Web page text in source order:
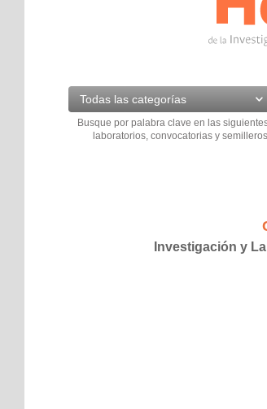
Todas las categorías
Busque por palabra clave en las
laboratorios, convocatorias y
Investigación y